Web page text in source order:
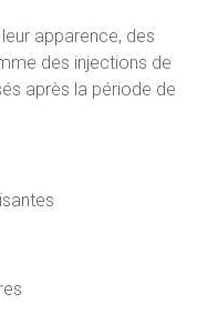
apparence, des
des injections de
après la période de